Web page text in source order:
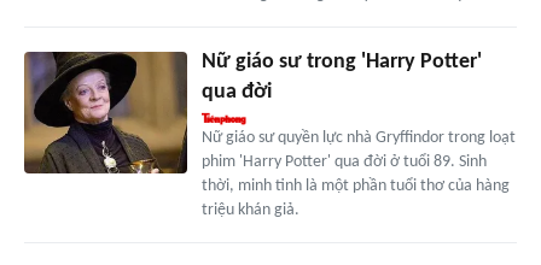
Nữ giáo sư trong 'Harry Potter'
qua đời
Nữ giáo sư quyền lực nhà Gryffindor trong loạt
phim 'Harry Potter' qua đời ở tuổi 89. Sinh
thời, minh tinh là một phần tuổi thơ của hàng
triệu khán giả.